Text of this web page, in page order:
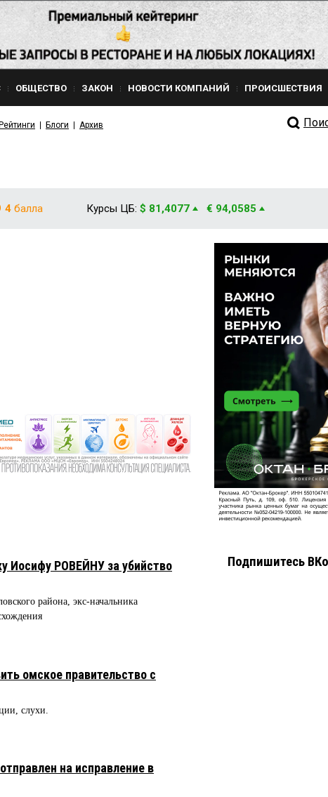
ОБЩЕСТВО ЗАКОН НОВОСТИ КОМПАНИЙ ПРОИСШЕСТВИЯ
Рейтинги Блоги Архив
4 балла Курсы ЦБ: $ 81,4077 € 94,0585
Иосифу РОВЕЙНУ за убийство
района, экс-начальника
омское правительство с
слухи.
на исправление в
Подпишитесь